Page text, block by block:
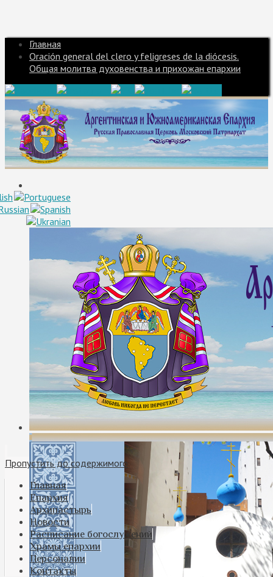
Главная
Oración general del clero y feligreses de la diócesis.
Общая молитва духовенства и прихожан епархии
Пропустить до содержимого
Главная
Епархия
Архипастырь
Новости
Расписание богослужений
Храмы епархии
Персоналии
Контакты